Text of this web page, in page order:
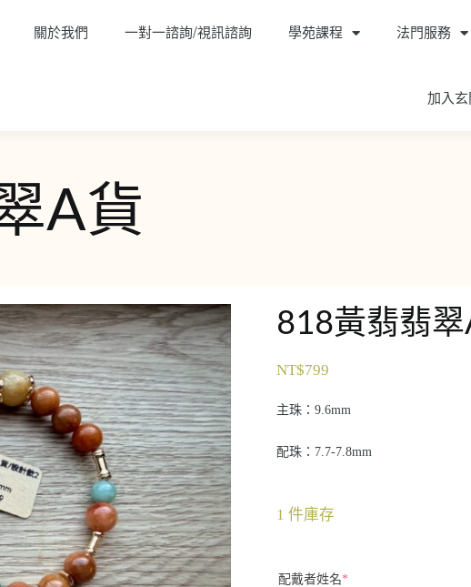
關於我們 一對一諮詢/視訊諮詢 學苑課程 法門服務
加入玄
A貨
818黃翡翡
NT$799
主珠：9.6mm
配珠：7.7-7.8mm
1 件庫存
配戴者姓名*